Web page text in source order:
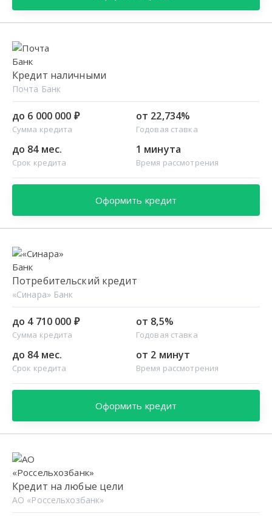
Кредит наличными
Почта Банк
до 6 000 000 ₽
Сумма кредита
от 22,734%
Годовая ставка
до 84 мес.
Срок кредита
1 минута
Время рассмотрения
Оформить кредит
Потребительский кредит
«Синара» Банк
до 4 710 000 ₽
Сумма кредита
от 8,5%
Годовая ставка
до 84 мес.
Срок кредита
от 2 минут
Время рассмотрения
Оформить кредит
Кредит на любые цели
АО «Россельхозбанк»